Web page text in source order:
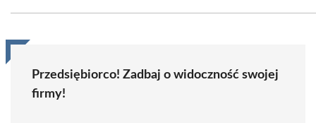
Przedsiębiorco! Zadbaj o widoczność swojej
firmy!